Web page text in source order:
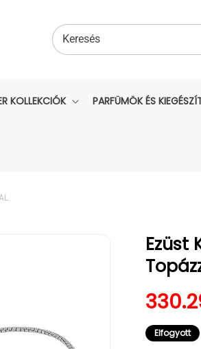
Keresés
KOLLEKCIÓK PARFÜMÖK ÉS
Ezüst
Elfogyott